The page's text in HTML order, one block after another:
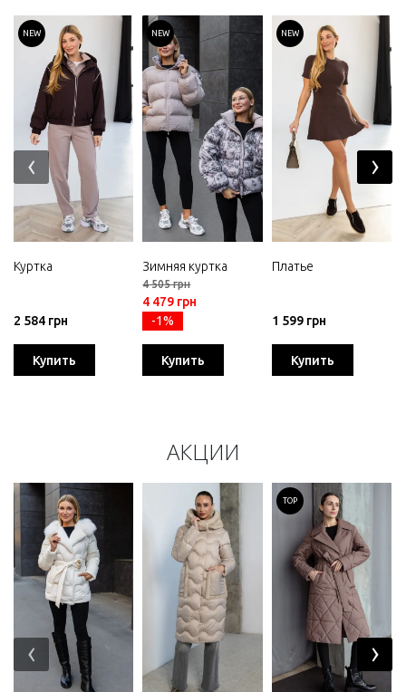
NEW
Куртка
2 584 грн
Купить
NEW
Зимняя куртка
4 505 грн
4 479 грн
-1%
Купить
NEW
Платье
1 599 грн
Купить
‹ ›
АКЦИИ
TOP
‹ ›